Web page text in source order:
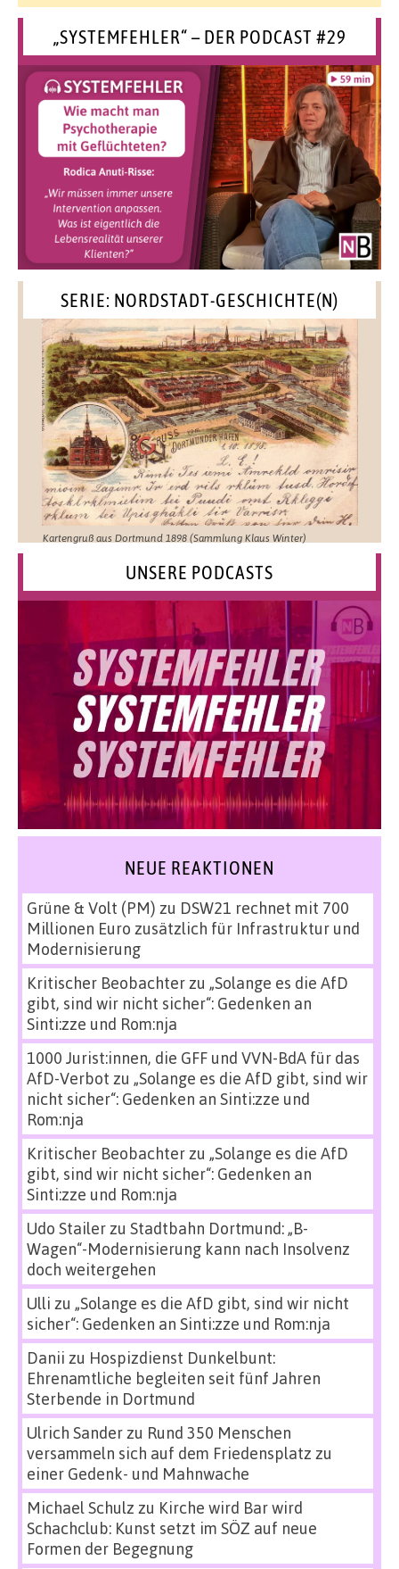
„SYSTEMFEHLER“ – DER PODCAST #29
SERIE: NORDSTADT-GESCHICHTE(N)
Kartengruß aus Dortmund 1898 (Sammlung Klaus Winter)
UNSERE PODCASTS
NEUE REAKTIONEN
Grüne & Volt (PM) zu DSW21 rechnet mit 700
Millionen Euro zusätzlich für Infrastruktur und
Modernisierung
Kritischer Beobachterzu „Solange es die AfD
gibt, sind wir nicht sicher“: Gedenken an
Sinti:zze und Rom:nja
1000 Jurist:innen, die GFF und VVN-BdA für das
AfD-Verbot zu „Solange es die AfD gibt, sind wir
nicht sicher“: Gedenken an Sinti:zze und
Rom:nja
Kritischer Beobachterzu „Solange es die AfD
gibt, sind wir nicht sicher“: Gedenken an
Sinti:zze und Rom:nja
Udo Stailerzu Stadtbahn Dortmund: „B-
Wagen“-Modernisierung kann nach Insolvenz
doch weitergehen
Ulli zu „Solange es die AfD gibt, sind wir nicht
sicher“: Gedenken an Sinti:zze und Rom:nja
Danii zu Hospizdienst Dunkelbunt:
Ehrenamtliche begleiten seit fünf Jahren
Sterbende in Dortmund
Ulrich Sanderzu Rund 350 Menschen
versammeln sich auf dem Friedensplatz zu
einer Gedenk- und Mahnwache
Michael Schulz zu Kirche wird Bar wird
Schachclub: Kunst setzt im SÖZ auf neue
Formen der Begegnung